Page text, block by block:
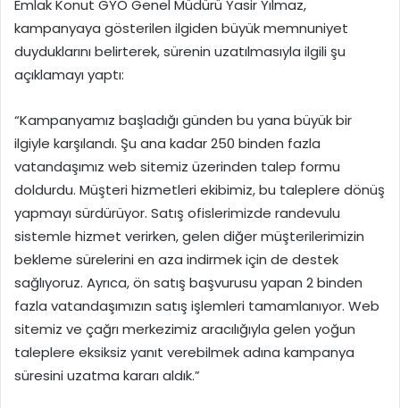
Emlak Konut GYO Genel Müdürü Yasir Yılmaz,
kampanyaya gösterilen ilgiden büyük memnuniyet
duyduklarını belirterek, sürenin uzatılmasıyla ilgili şu
açıklamayı yaptı:
“Kampanyamız başladığı günden bu yana büyük bir
ilgiyle karşılandı. Şu ana kadar 250 binden fazla
vatandaşımız web sitemiz üzerinden talep formu
doldurdu. Müşteri hizmetleri ekibimiz, bu taleplere dönüş
yapmayı sürdürüyor. Satış ofislerimizde randevulu
sistemle hizmet verirken, gelen diğer müşterilerimizin
bekleme sürelerini en aza indirmek için de destek
sağlıyoruz. Ayrıca, ön satış başvurusu yapan 2 binden
fazla vatandaşımızın satış işlemleri tamamlanıyor. Web
sitemiz ve çağrı merkezimiz aracılığıyla gelen yoğun
taleplere eksiksiz yanıt verebilmek adına kampanya
süresini uzatma kararı aldık.”